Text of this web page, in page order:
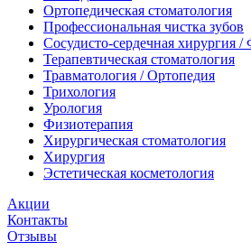
Ортопедическая стоматология
Профессиональная чистка зубов
Сосудисто-сердечная хирургия /
Терапевтическая стоматология
Травматология / Ортопедия
Трихология
Урология
Физиотерапия
Хирургическая стоматология
Хирургия
Эстетическая косметология
Акции
Контакты
Отзывы